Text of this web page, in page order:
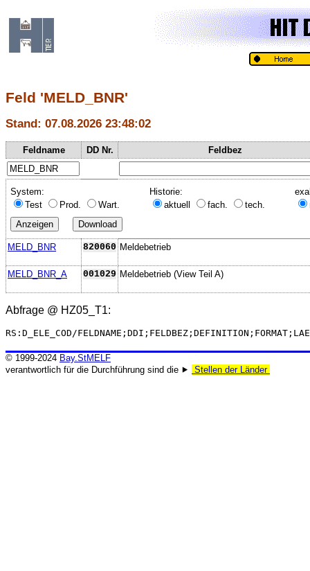
Feld 'MELD_BNR'
Stand: 07.08.2026 23:48:02
Feldname DD Nr. Feldbez
System:
Test
Prod. Wart.
Historie:
aktuell
fach. tech.
MELD_BNR 820060 Meldebetrieb
MELD_BNR_A 001029 Meldebetrieb (View Teil A)
Abfrage @ HZ05_T1:
RS:D_ELE_COD/
© 1999-2024 Bay.StMELF
verantwortlich für die Durchführung sind die ⯈
Stellen der Länder